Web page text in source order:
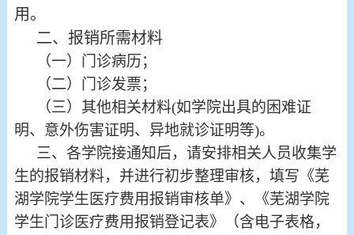
用。
二、报销所需材料
（一）门诊病历；
（二）门诊发票；
（三）其他相关材料(如学院出具的困难证
明、意外伤害证明、异地就诊证明等)。
三、各学院接通知后，请安排相关人员收集学
生的报销材料，并进行初步整理审核，填写《芜
湖学院学生医疗费用报销审核单》、《芜湖学院
学生门诊医疗费用报销登记表》（含电子表格，